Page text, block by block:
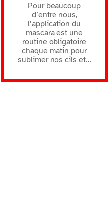
Pour beaucoup
d’entre nous,
l’application du
mascara est une
routine obligatoire
chaque matin pour
sublimer nos cils et…